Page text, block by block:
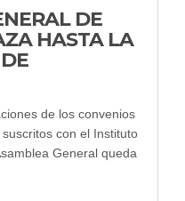
DE
HASTA LA
de los convenios
con el Instituto
General queda